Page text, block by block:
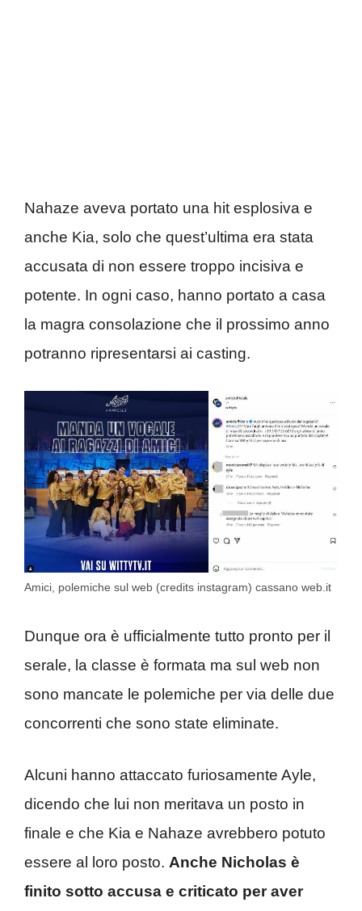
Nahaze aveva portato una hit esplosiva e
anche Kia, solo che quest’ultima era stata
accusata di non essere troppo incisiva e
potente. In ogni caso, hanno portato a casa
la magra consolazione che il prossimo anno
potranno ripresentarsi ai casting.
Amici, polemiche sul web (credits instagram) cassano web.it
Dunque ora è ufficialmente tutto pronto per il
serale, la classe è formata ma sul web non
sono mancate le polemiche per via delle due
concorrenti che sono state eliminate.
Alcuni hanno attaccato furiosamente Ayle,
dicendo che lui non meritava un posto in
finale e che Kia e Nahaze avrebbero potuto
essere al loro posto. Anche Nicholas è
finito sotto accusa e criticato per aver